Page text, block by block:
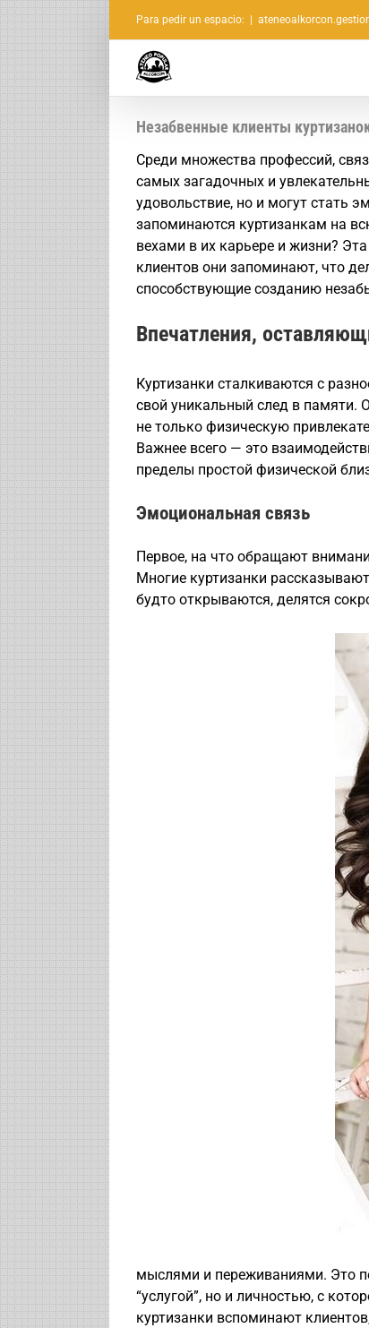
Saltar
al
contenido
Para pedir un espacio:
Незабвенные клиенты
Среди множества профессий,
самых загадочных и
удовольствие, но и могут стать
запоминаются куртизанкам на
вехами в их карьере и жизни?
клиентов они запоминают, что
способствующие созданию
Впечатления,
Куртизанки сталкиваются с
свой уникальный след в памяти.
не только физическую
Важнее всего — это
пределы простой физической
Эмоциональная связь
Первое, на что обращают
Многие куртизанки
будто открываются, делятся
мыслями и переживаниями. Это
“услугой”, но и личностью, с
куртизанки вспоминают